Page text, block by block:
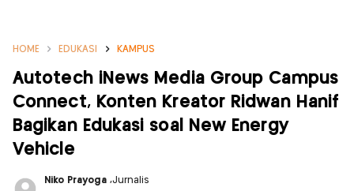
HOME EDUKASI KAMPUS
Autotech iNews Media Group Campus
Connect, Konten Kreator Ridwan Hanif
Bagikan Edukasi soal New Energy
Vehicle
Niko Prayoga ,Jurnalis